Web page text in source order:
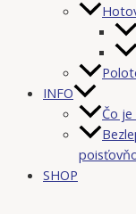
INFO
Čo je
SHOP